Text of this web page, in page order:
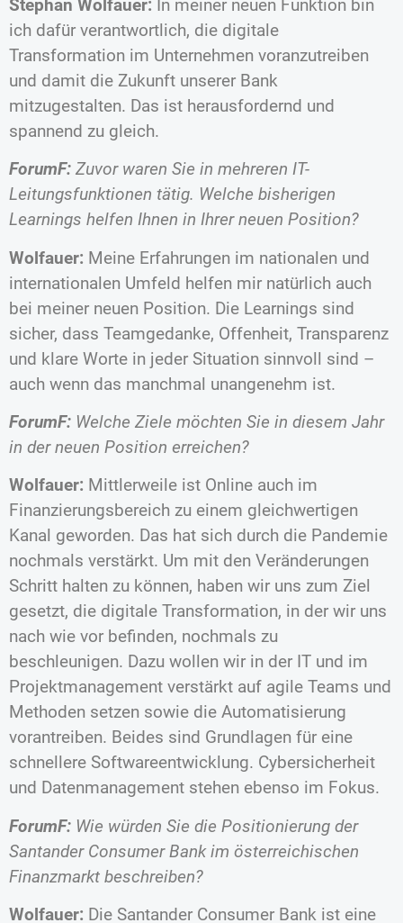
Stephan Wolfauer: In meiner neuen Funktion bin
ich dafür verantwortlich, die digitale
Transformation im Unternehmen voranzutreiben
und damit die Zukunft unserer Bank
mitzugestalten. Das ist herausfordernd und
spannend zu gleich.
ForumF: Zuvor waren Sie in mehreren IT-
Leitungsfunktionen tätig. Welche bisherigen
Learnings helfen Ihnen in Ihrer neuen Position?
Wolfauer: Meine Erfahrungen im nationalen und
internationalen Umfeld helfen mir natürlich auch
bei meiner neuen Position. Die Learnings sind
sicher, dass Teamgedanke, Offenheit, Transparenz
und klare Worte in jeder Situation sinnvoll sind –
auch wenn das manchmal unangenehm ist.
ForumF: Welche Ziele möchten Sie in diesem Jahr
in der neuen Position erreichen?
Wolfauer: Mittlerweile ist Online auch im
Finanzierungsbereich zu einem gleichwertigen
Kanal geworden. Das hat sich durch die Pandemie
nochmals verstärkt. Um mit den Veränderungen
Schritt halten zu können, haben wir uns zum Ziel
gesetzt, die digitale Transformation, in der wir uns
nach wie vor befinden, nochmals zu
beschleunigen. Dazu wollen wir in der IT und im
Projektmanagement verstärkt auf agile Teams und
Methoden setzen sowie die Automatisierung
vorantreiben. Beides sind Grundlagen für eine
schnellere Softwareentwicklung. Cybersicherheit
und Datenmanagement stehen ebenso im Fokus.
ForumF: Wie würden Sie die Positionierung der
Santander Consumer Bank im österreichischen
Finanzmarkt beschreiben?
Wolfauer: Die Santander Consumer Bank ist eine